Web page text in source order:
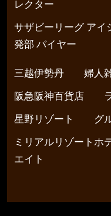
レクター
サザビーリーグ ア
発部 バイヤー
三越伊勢丹 婦人雑
阪急阪神百貨店 ラ
星野リゾート グル
ミリアルリゾート
エイト